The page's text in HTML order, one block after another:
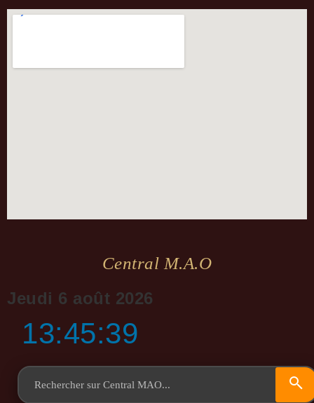
Central M.a.o
Jeudi 6 août 2026
13:45:39